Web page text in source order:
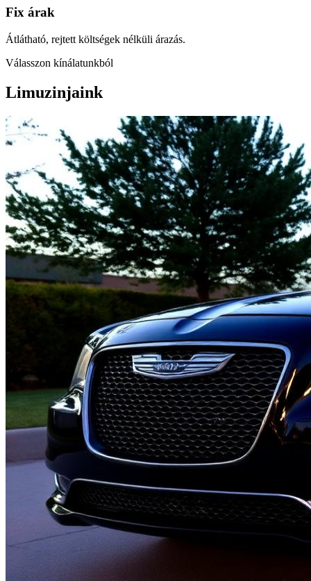
Fix árak
Átlátható, rejtett költségek nélküli árazás.
Válasszon kínálatunkból
Limuzinjaink